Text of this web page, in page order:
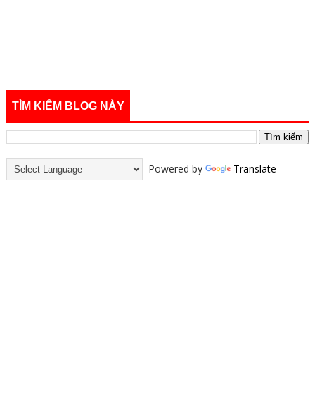
TÌM KIẾM BLOG NÀY
Powered by Translate